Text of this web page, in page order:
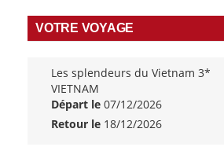
VOTRE VOYAGE
Les splendeurs du Vietnam 3*
VIETNAM
Départ le 07/12/2026
Retour le 18/12/2026